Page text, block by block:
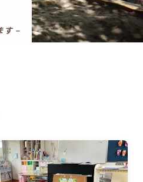
す –